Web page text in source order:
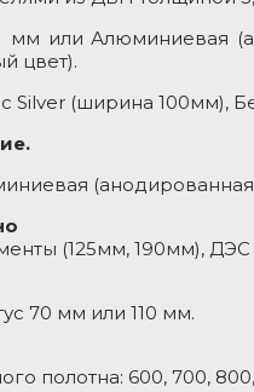
мм или Алюминиевая
цвет).
Silver (ширина 100мм),
(125мм, 190мм),
70 мм или 110 мм.
полотна: 600, 700,